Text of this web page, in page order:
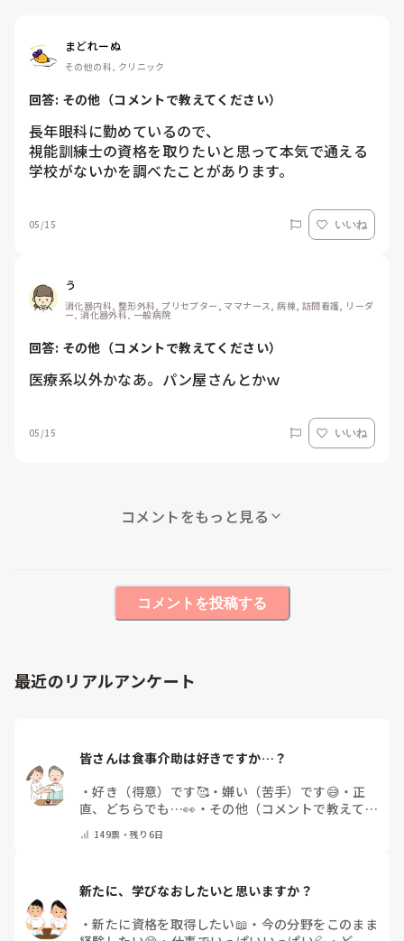
まどれーぬ
その他の科, クリニック
回答: その他（コメントで教えてください）
長年眼科に勤めているので、
視能訓練士の資格を取りたいと思って本気で通える
学校がないかを調べたことがあります。
05/15 いいね
う
消化器内科, 整形外科, プリセプター, ママナース, 病棟, 訪問看護, リーダ
ー, 消化器外科, 一般病院
回答: その他（コメントで教えてください）
医療系以外かなあ。パン屋さんとかｗ
05/15 いいね
コメントをもっと見る
コメントを投稿する
最近のリアルアンケート
皆さんは食事介助は好きですか…？
・好き（得意）です🥰・嫌い（苦手）です😅 ・正
直、どちらでも…👀 ・ その他（コメントで教えてく
ださい）
149票・残り6日
新たに、学びなおしたいと思いますか？
・新たに資格を取得したい📖 ・ 今の分野をこのまま